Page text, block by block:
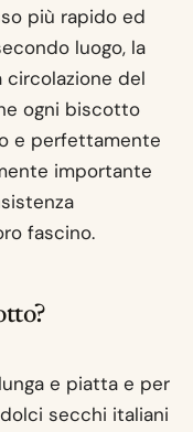
più rapido ed
luogo, la
circolazione del
ogni biscotto
e perfettamente
importante
fascino.
e piatta e per
secchi italiani